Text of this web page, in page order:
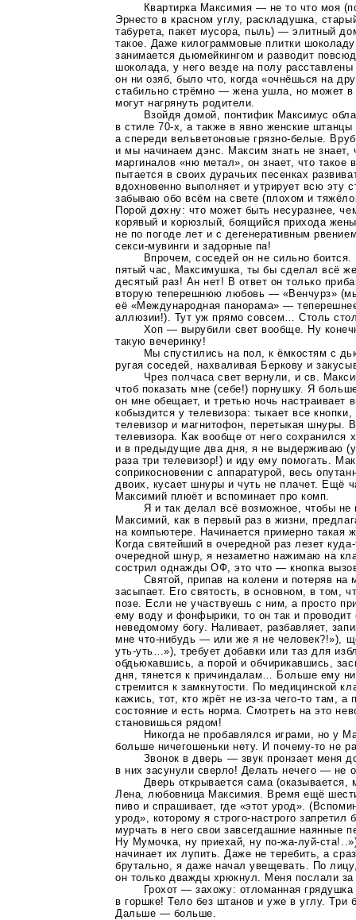
Квартирка Максимия — не то что моя
Эрнесто в красном углу, раскладушка,
табурета, пакет мусора, пыль) — элитный
такое. Даже килограммовые плитки
занимается дьюмейкингом и разводит
шоколада, у него везде на полу
он ни озяб, было что, когда «очнёшься на
стабильно стрёмно — жена ушла, но может в
могут нагрянуть родители.
Взойдя домой, понтифик Максимус
в стиле70-х , а также в явно женские
а спереди вельветоновыегрязно-белые .
и мы начинаем дэнс. Максим знать не знает,
маргиналов «ню метал», он знает, что такое
пытается в своих дурачьих песенках
вдохновенно выполняет и утрирует всю эту
забываю обо всём на свете (плохом и
Порой дохну: что может быть несуразнее,
корявый и корюзлый, боящийся прихода
не по погоде лет и с дегенеративным
секси-мувинги и задорные па!
Впрочем, соседей он не сильно
пятый час, Максимушка, ты бы сделал всё
десятый раз! Ан нет! В ответ он только
вторую теперешнюю любовь — «Венчурз»
её «Международная панорама» —
аллюзии!). Тут уж прямо совсем… Столь
Хоп — вырубили свет вообще. Ну
такую вечеринку!
Мы спустились на пол, к ёмкостям с
ругая соседей, нахваливая Беркову и
Чрез полчаса свет вернули, и св.
чтоб показать мне (себе!) порнушку. Я
он мне обещает, и третью ночь настраивает
кобыздится у телевизора: тыкает все
телевизор и магнитофон, перетыкая шнуры.
телевизора. Как вообще от него сохранился
и в предыдущие два дня, я не выдерживаю
раза три телевизор!) и иду ему помогать.
соприкосновении с аппаратурой, весь
двоих, кусает шнуры и чуть не плачет. Ещё
Максимий плюёт и вспоминает про комп.
Я и так делал всё возможное, чтобы
Максимий, как в первый раз в жизни,
на компьютере. Начинается примерно такая
Когда святейший в очередной раз лезет
очередной шнур, я незаметно нажимаю на
сострил однажды ОФ, это что — кнопка
Святой, припав на колени и потеряв на
засыпает. Его святость, в основном, в том,
позе. Если не участвуешь с ним, а просто
ему воду и фонфырики, то он так и проводит
неведомому богу. Наливает, разбавляет,
мнечто-нибудь — или же я не человек?!»),
уть-уть …»), требует добавки или таз для
обдьюкавшись, а порой и обчирикавшись,
дня, тянется к причиндалам… Больше ему
стремится к замкнутости. По медицинской
кажись, тот, кто жрёт не из-за чего-то там, а
состояние и есть норма. Смотреть на это
становишься рядом!
Никогда не пробавлялся играми, но у
больше ничегошеньки нету. Ипочему-то не
Звонок в дверь — звук пронзает меня
в них засунули сверло! Делать нечего — не
Дверь открывается сама
Лена, любовница Максимия. Время ещё
пиво и спрашивает, где «этот урод».
урод», которому ястрого-настрого запретил
мурчать в него свои завсегдашние
Ну Мумочка, ну приехай, ну по-жа-луй-
начинает их лупить. Даже не теребить, а
брутально, я даже начал увещевать. По
он только дважды хрюкнул. Меня послали за
Грохот — захожу: отломанная
в горшке! Тело без штанов и уже в углу.
Дальше — больше.